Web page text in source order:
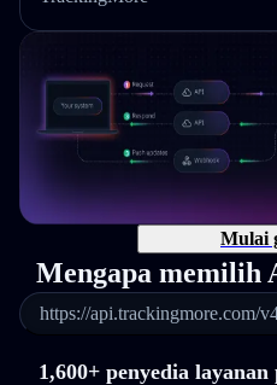
Mulai
Mengapa memilih
https://api.trackingmore.com/
1,600+ penyedia